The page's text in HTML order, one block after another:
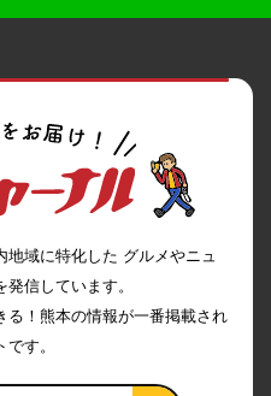
域に特化した グルメやニュ
信しています。
！熊本の情報が一番掲載され
す。